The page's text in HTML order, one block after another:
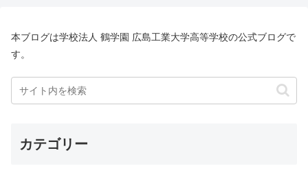
本ブログは学校法人 鶴学園 広島工業大学高等学校の公式ブログで
す。
カテゴリー